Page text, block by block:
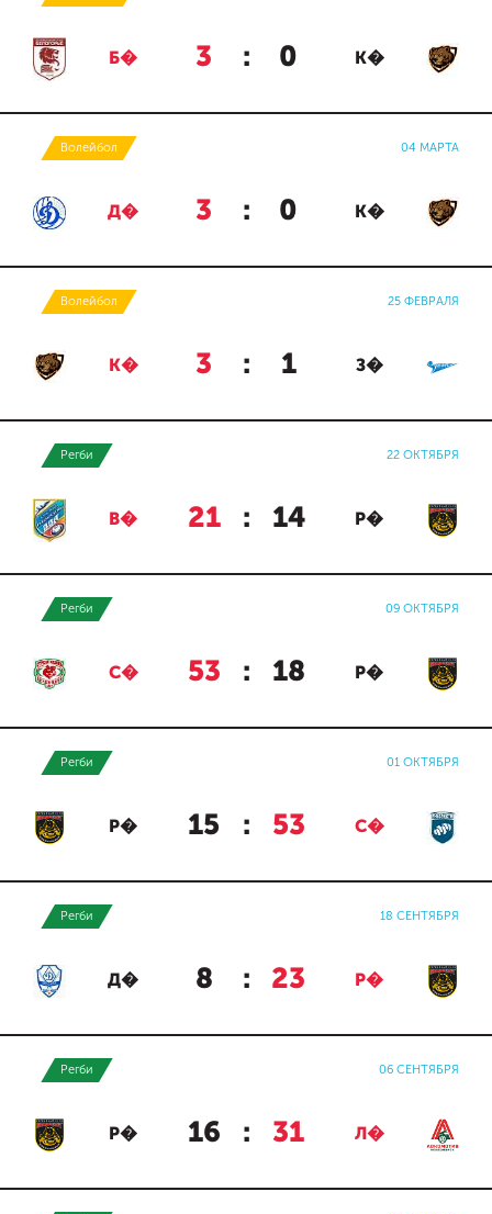
Б� 3 : 0 К�
Волейбол 04 МАРТА
Д� 3 : 0 К�
Волейбол 25 ФЕВРАЛЯ
К� 3 : 1 З�
Регби 22 ОКТЯБРЯ
В� 21 : 14 Р�
Регби 09 ОКТЯБРЯ
С� 53 : 18 Р�
Регби 01 ОКТЯБРЯ
Р� 15 : 53 С�
Регби 18 СЕНТЯБРЯ
Д� 8 : 23 Р�
Регби 06 СЕНТЯБРЯ
Р� 16 : 31 Л�